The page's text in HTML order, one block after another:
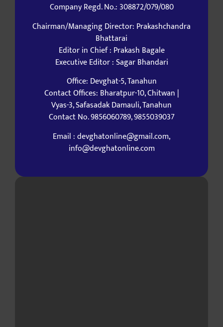
Company Regd. No.: 308872/079/080
Chairman/Managing Director: Prakashchandra
Bhattarai
Editor in Chief : Prakash Bagale
Executive Editor : Sagar Bhandari
Office: Devghat-5, Tanahun
Contact Offices: Bharatpur-10, Chitwan |
Vyas-3, Safasadak Damauli, Tanahun
Contact No. 9856060789, 9855039037
Email : devghatonline@gmail.com,
info@devghatonline.com